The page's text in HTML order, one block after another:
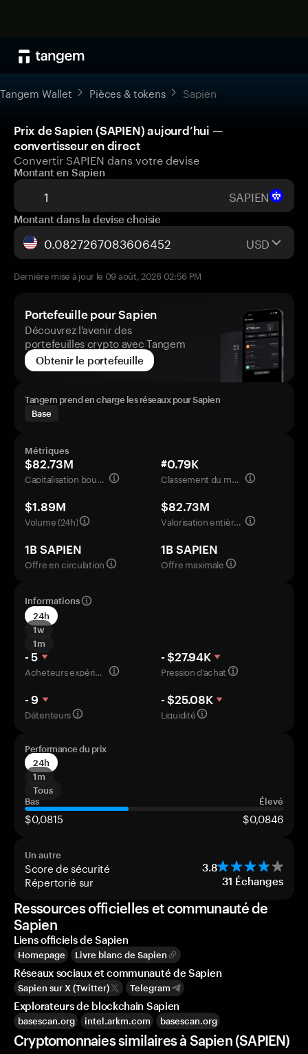
Tangem Wallet Pièces & tokens Sapien
Prix de Sapien (SAPIEN) aujourd’hui —
convertisseur en direct
Convertir SAPIEN dans votre devise
Montant en Sapien
SAPIEN
Montant dans la devise choisie
USD
Dernière mise à jour le 09 août, 2026 02:56 PM
Portefeuille pour Sapien
Découvrez l'avenir des
portefeuilles crypto avec Tangem
Obtenir le portefeuille
Tangem prend en charge les réseaux pour Sapien
Base
Métriques
$82.73M
Capitalisation boursière
#0.79K
Classement du marché
$1.89M
Volume (24h)
$82.73M
Valorisation entièrement diluée
1B SAPIEN
Offre en circulation
1B SAPIEN
Offre maximale
Informations
24h
1w
1m
- 5
Acheteurs expérimentés
- $27.94K
Pression d’achat
- 9
Détenteurs
- $25.08K
Liquidité
Performance du prix
24h
1m
Tous
Bas
Élevé
$0,0815 $0,0846
Un autre
Score de sécurité 3.8
Répertorié sur 31 Échanges
Ressources officielles et communauté de
Sapien
Liens officiels de Sapien
Homepage Livre blanc de Sapien
Réseaux sociaux et communauté de Sapien
Sapien sur X (Twitter) Telegram
Explorateurs de blockchain Sapien
basescan.org intel.arkm.com basescan.org
Cryptomonnaies similaires à Sapien (SAPIEN)